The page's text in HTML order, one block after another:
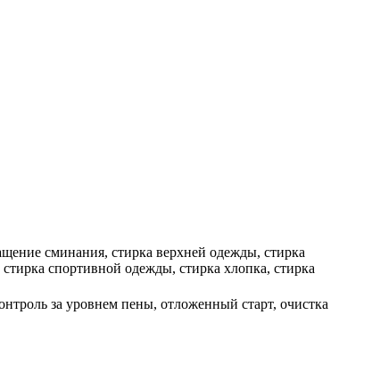
сминания, стирка верхней одежды, стирка
спортивной одежды, стирка хлопка, стирка
за уровнем пены, отложенный старт, очистка